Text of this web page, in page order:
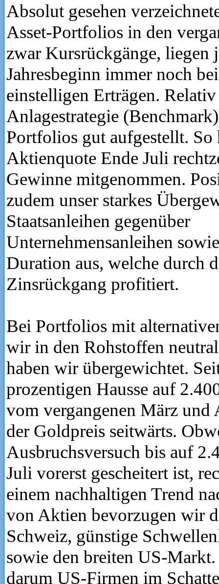
Absolut gesehen
Asset-Portfolios in den
zwar Kursrückgänge, liegen
Jahresbeginn immer noch
einstelligen Erträgen.
Anlagestrategie
Portfolios gut aufgestellt. So
Aktienquote Ende Juli
Gewinne mitgenommen.
zudem unser starkes
Staatsanleihen gegenüber
Unternehmensanleihen
Duration aus, welche durch
Zinsrückgang profitiert.
Bei Portfolios mit
wir in den Rohstoffen
haben wir übergewichtet.
prozentigen Hausse auf
vom vergangenen März und
der Goldpreis seitwärts.
Ausbruchsversuch bis auf
Juli vorerst gescheitert ist,
einem nachhaltigen Trend
von Aktien bevorzugen wir
Schweiz, günstige
sowie den breiten US-
darum US-Firmen im